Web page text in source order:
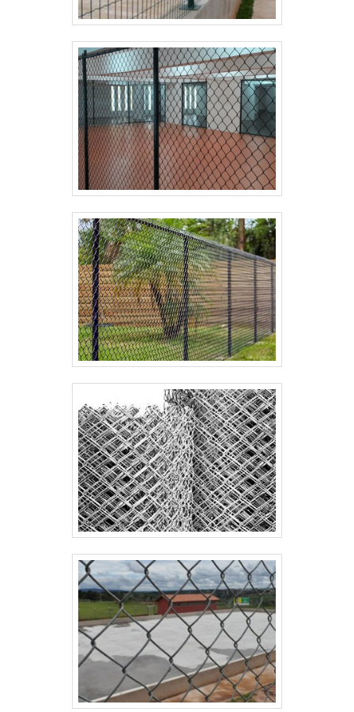
descartar empresas que não tenham produtos e
serviços com ótima qualidade e assertividade,
pontos importantes que ficam de fora no
planejamento de empresas que visam apenas o
lucro, deixando a desejar nos outros fatores. Tudo
isso que já foi falado e outras coisas mais são a
razão pela qual a Paraná Telas é uma empresa
altamente qualificada quando tratamos do segmento
de cercamentos em gradil na área de construção
civil. A empresa objetiva o que há de melhor na
atualidade para os clientes. GARANTIA DE
QUALIDADE COMPROVADA Apenas na Paraná Telas é
possível encontrar o que há de melhor em
cercamentos em gradil na área de construção civil.
Com foco na experiência dos clientes, oferece itens
variados como alambrado industrial e gradil revestido
em PVC com ótima qualidade e excelente custo-
benefício. Para tal sucesso, a empresa investiu em
profissionais competentes e em equipamentos
inovadores. A Paraná Telas é uma empresa que tem
despontado no segmento por toda seriedade e
qualidade, o que fecha todo o ciclo de entrega com
excelência para seus parceiros.